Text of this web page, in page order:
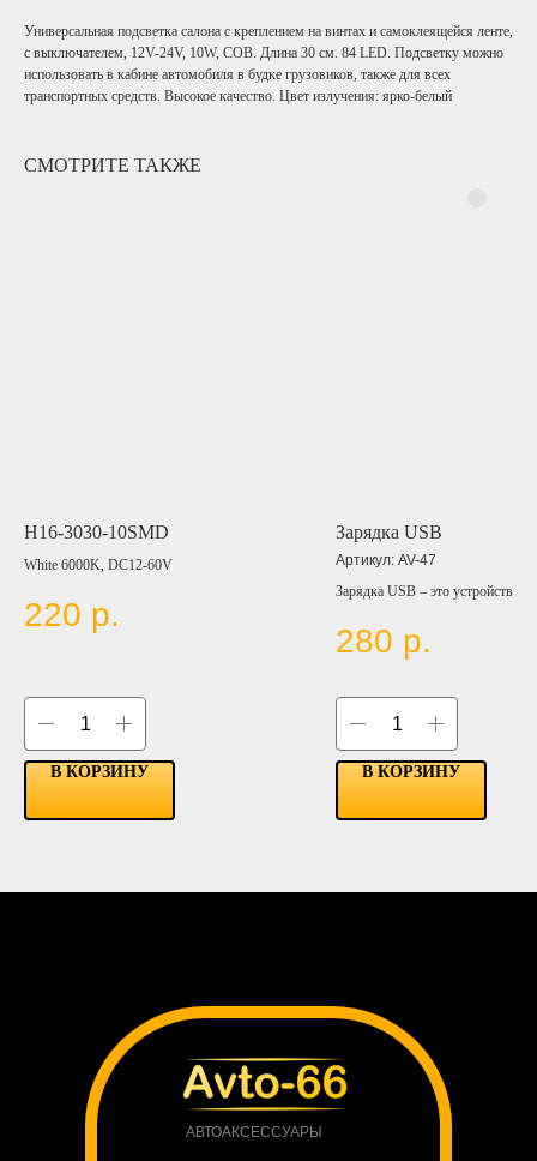
Универсальная подсветка салона с креплением на винтах и самоклеящейся ленте,
с выключателем, 12V-24V, 10W, COB. Длина 30 см. 84 LED. Подсветку можно
использовать в кабине автомобиля в будке грузовиков, также для всех
транспортных средств. Высокое качество. Цвет излучения: ярко-белый
СМОТРИТЕ ТАКЖЕ
H16-3030-10SMD
White 6000K, DC12-60V
220 р.
В КОРЗИНУ
Зарядка USB
Артикул: AV-47
Зарядка USB – это устройство,
тока на порт USB с целью
различных электронных
280 р.
В КОРЗИНУ
АВТОАКСЕССУАРЫ